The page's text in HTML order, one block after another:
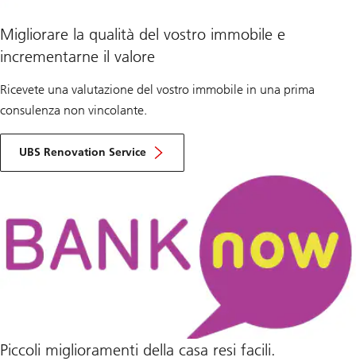
Migliorare la qualità del vostro immobile e
incrementarne il valore
Ricevete una valutazione del vostro immobile in una prima
consulenza non vincolante.
UBS Renovation Service
Piccoli miglioramenti della casa resi facili.